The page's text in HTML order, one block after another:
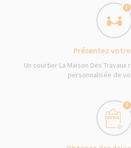
1
Présentez
Un courtier La Maison Des
personnalisée de
2